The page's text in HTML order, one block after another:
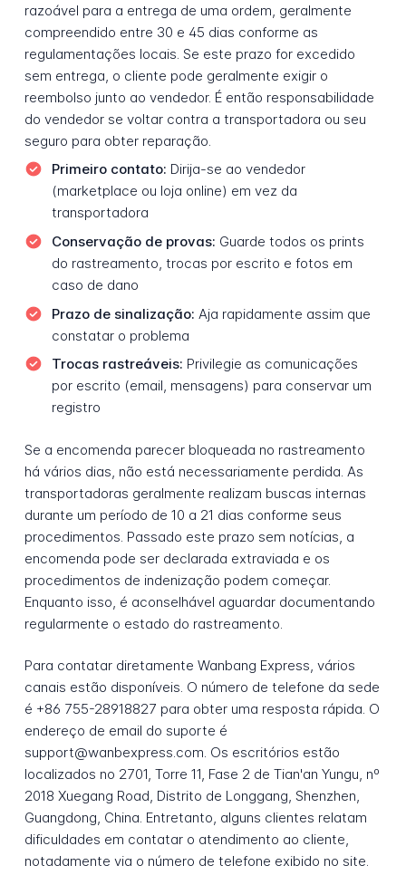
razoável para a entrega de uma ordem, geralmente
compreendido entre 30 e 45 dias conforme as
regulamentações locais. Se este prazo for excedido
sem entrega, o cliente pode geralmente exigir o
reembolso junto ao vendedor. É então responsabilidade
do vendedor se voltar contra a transportadora ou seu
seguro para obter reparação.
Primeiro contato: Dirija-se ao vendedor
(marketplace ou loja online) em vez da
transportadora
Conservação de provas: Guarde todos os prints
do rastreamento, trocas por escrito e fotos em
caso de dano
Prazo de sinalização: Aja rapidamente assim que
constatar o problema
Trocas rastreáveis: Privilegie as comunicações
por escrito (email, mensagens) para conservar um
registro
Se a encomenda parecer bloqueada no rastreamento
há vários dias, não está necessariamente perdida. As
transportadoras geralmente realizam buscas internas
durante um período de 10 a 21 dias conforme seus
procedimentos. Passado este prazo sem notícias, a
encomenda pode ser declarada extraviada e os
procedimentos de indenização podem começar.
Enquanto isso, é aconselhável aguardar documentando
regularmente o estado do rastreamento.
Para contatar diretamente Wanbang Express, vários
canais estão disponíveis. O número de telefone da sede
é +86 755-28918827 para obter uma resposta rápida. O
endereço de email do suporte é
support@wanbexpress.com. Os escritórios estão
localizados no 2701, Torre 11, Fase 2 de Tian'an Yungu, nº
2018 Xuegang Road, Distrito de Longgang, Shenzhen,
Guangdong, China. Entretanto, alguns clientes relatam
dificuldades em contatar o atendimento ao cliente,
notadamente via o número de telefone exibido no site.